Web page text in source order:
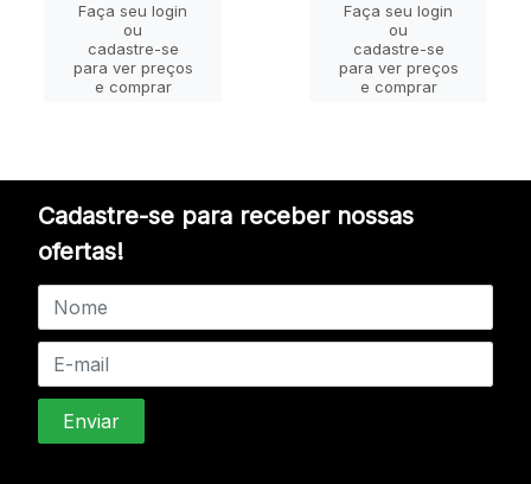
Faça seu login
ou
cadastre-se
para ver preços
e comprar
Faça seu login
ou
cadastre-se
para ver preços
e comprar
Cadastre-se para receber nossas
ofertas!